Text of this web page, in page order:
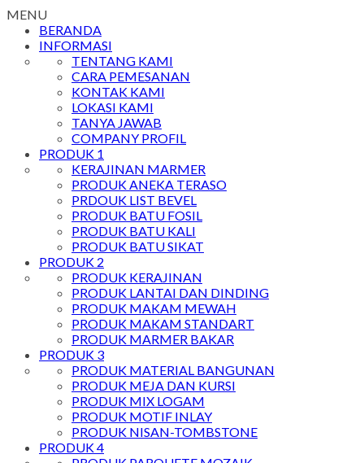
MENU
BERANDA
INFORMASI
TENTANG KAMI
CARA PEMESANAN
KONTAK KAMI
LOKASI KAMI
TANYA JAWAB
COMPANY PROFIL
PRODUK 1
KERAJINAN MARMER
PRODUK ANEKA TERASO
PRDOUK LIST BEVEL
PRODUK BATU FOSIL
PRODUK BATU KALI
PRODUK BATU SIKAT
PRODUK 2
PRODUK KERAJINAN
PRODUK LANTAI DAN DINDING
PRODUK MAKAM MEWAH
PRODUK MAKAM STANDART
PRODUK MARMER BAKAR
PRODUK 3
PRODUK MATERIAL BANGUNAN
PRODUK MEJA DAN KURSI
PRODUK MIX LOGAM
PRODUK MOTIF INLAY
PRODUK NISAN-TOMBSTONE
PRODUK 4